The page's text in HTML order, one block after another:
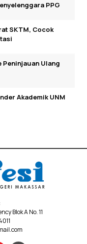
PPG
SKTM, Cocok
Peninjauan Ulang
Akademik UNM
Blok A No. 11